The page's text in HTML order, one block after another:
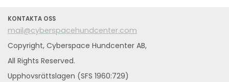
KONTAKTA OSS
mail@cyberspacehundcenter.com
Copyright, Cyberspace Hundcenter AB,
All Rights Reserved.
Upphovsrättslagen (SFS 1960:729)